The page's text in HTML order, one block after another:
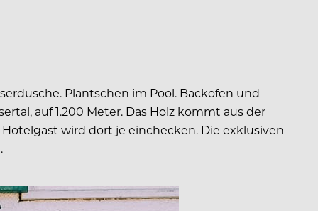
Plantschen im Pool. Backofen und
auf 1.200 Meter. Das Holz kommt aus der
wird dort je einchecken. Die exklusiven